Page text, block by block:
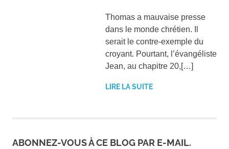
Thomas a mauvaise presse
dans le monde chrétien. Il
serait le contre-exemple du
croyant. Pourtant, l’évangéliste
Jean, au chapitre 20,[…]
LIRE LA SUITE
ABONNEZ-VOUS À CE BLOG PAR E-MAIL.